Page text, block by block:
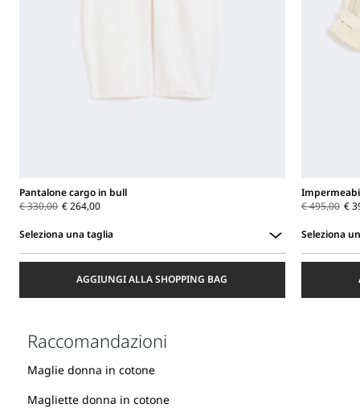
Pantalone cargo in bull
€ 330,00 € 264,00
Seleziona una taglia
AGGIUNGI ALLA SHOPPING BAG
€ 495,00 €
Seleziona
Raccomandazioni
Maglie donna in cotone
Magliette donna in cotone